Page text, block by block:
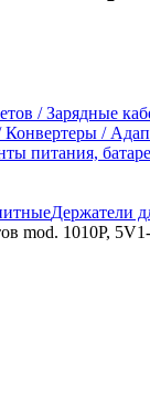
/ Зарядные
Конвертеры /
питания,
Держатели
mod. 1010P,